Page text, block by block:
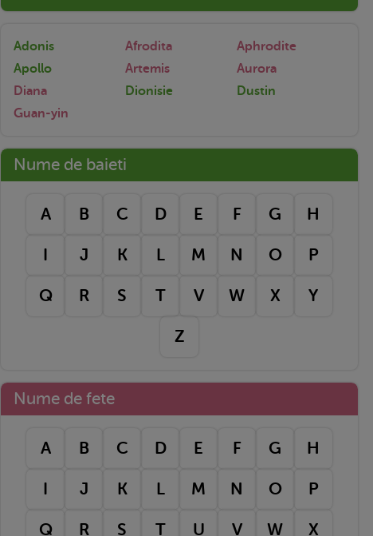
Adonis Afrodita
Aphrodite
Apollo
Artemis
Aurora
Diana
Dionisie
Dustin
Guan-yin
Nume de baieti
A B C D E F G H
I J K L M N O P
Q R S T V W X Y
Z
Nume de fete
A B C D E F G H
I J K L M N O P
Q R S T U V W X